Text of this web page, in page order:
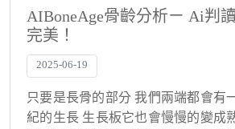
AIBoneAge骨齡分析ㄧ Ai判
完美！
2025-06-19
只要是長骨的部分 我們兩端都會有
紀的生長 生長板它也會慢慢的變成